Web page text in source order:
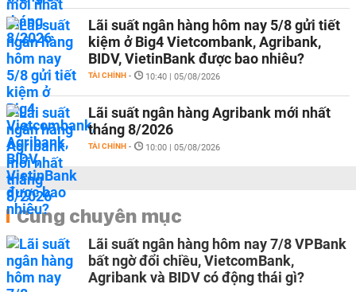
Lãi suất ngân hàng hôm nay 5/8 gửi tiết
kiệm ở Big4 Vietcombank, Agribank,
BIDV, VietinBank được bao nhiêu?
TÀI CHÍNH - 10:40 | 05/08/2026
Lãi suất ngân hàng Agribank mới nhất
tháng 8/2026
TÀI CHÍNH - 10:00 | 05/08/2026
Cùng chuyên mục
Lãi suất ngân hàng hôm nay 7/8 VPBank
bất ngờ đổi chiều, VietcomBank,
Agribank và BIDV có động thái gì?